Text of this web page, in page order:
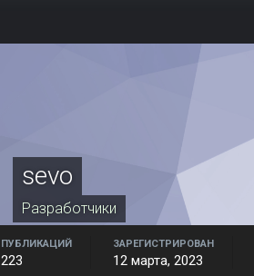
sevo
Разработчики
ПУБЛИКАЦИЙ
223
ЗАРЕГИСТРИРОВАН
12 марта, 2023